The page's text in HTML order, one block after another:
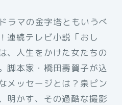
ラマの金字塔ともいうべ
連続テレビ小説「おし
、人生をかけた女たちの
脚本家・橋田壽賀子が込
メッセージとは？泉ピン
明かす、その過酷な撮影